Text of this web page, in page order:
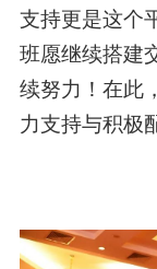
支持更是这个
班愿继续搭建
续努力 ！ 在此
力支持与积极